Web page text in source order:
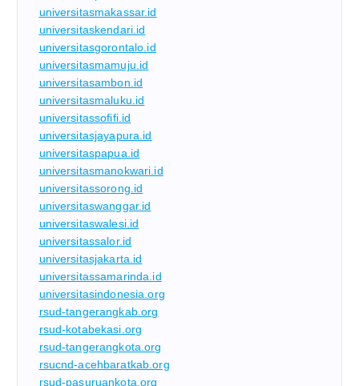
universitasmakassar.id
universitaskendari.id
universitasgorontalo.id
universitasmamuju.id
universitasambon.id
universitasmaluku.id
universitassofifi.id
universitasjayapura.id
universitaspapua.id
universitasmanokwari.id
universitassorong.id
universitaswanggar.id
universitaswalesi.id
universitassalor.id
universitasjakarta.id
universitassamarinda.id
universitasindonesia.org
rsud-tangerangkab.org
rsud-kotabekasi.org
rsud-tangerangkota.org
rsucnd-acehbaratkab.org
rsud-pasuruankota.org